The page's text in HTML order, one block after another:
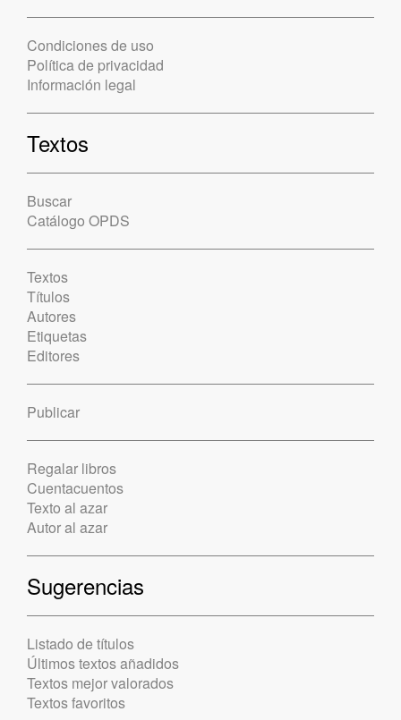
Condiciones de uso
Política de privacidad
Información legal
Textos
Buscar
Catálogo OPDS
Textos
Títulos
Autores
Etiquetas
Editores
Publicar
Regalar libros
Cuentacuentos
Texto al azar
Autor al azar
Sugerencias
Listado de títulos
Últimos textos añadidos
Textos mejor valorados
Textos favoritos